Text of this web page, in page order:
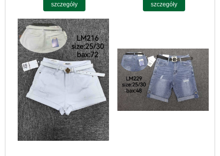
szczegóły szczegóły